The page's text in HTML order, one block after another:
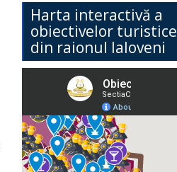
Harta interactivă a
obiectivelor turistice
din raionul Ialoveni